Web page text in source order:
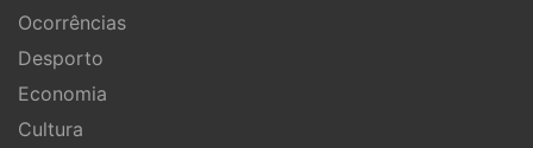
Ocorrências
Desporto
Economia
Cultura